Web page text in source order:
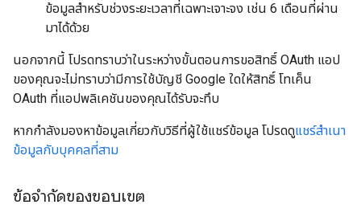
ข้อมูลสำหรับช่วงระยะเวลาที่เฉพาะเจาะจง เช่น 6 เดือนที่ผ่าน
มาได้ด้วย
นอกจากนี้ โปรดทราบว่าในระหว่างขั้นตอนการขอสิทธิ์ OAuth แอป
ของคุณจะไม่ทราบว่ามีการใช้บัญชี Google ใดให้สิทธิ์ โทเค็น
OAuth ที่แอปพลิเคชันของคุณได้รับจะทึบ
หากกำลังมองหาข้อมูลเกี่ยวกับวิธีที่ผู้ใช้แชร์ข้อมูล โปรดดูแชร์สำเนา
ข้อมูลกับบุคคลที่สาม
ข้อจํากัดของขอบเขต